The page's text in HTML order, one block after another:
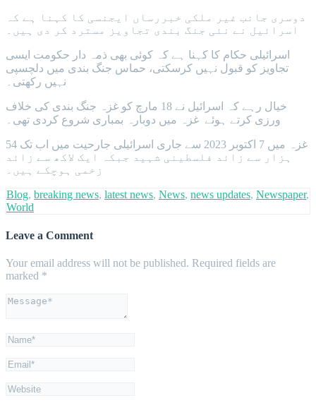
دوسری جانب غیر ملکی خبررساں ایجنسی کا کہنا ہے کہ
اسرائیل نے نئی جنگ بندی تجاویز مسترد کر دی ہیں۔
اسرائیلی حکام کا کہنا ہے کہ کوئی بھی ذمہ دار حکومت ایسی
تجاویز کو قبول نہیں کرسکتی، حماس جنگ بندی میں دلچسپی
نہیں رکھتی۔
خیال رہے کہ اسرائیل نے 18 مارچ کو غزہ جنگ بندی کی خلاف
ورزی کرتے ہوئے غزہ میں دوبارہ بمباری شروع کردی تھی۔
غزہ میں 7 اکتوبر 2023 سے جاری اسرائیلی جارحیت میں اب تک 54
ہزار سے زائد فلسطینی شہید جبکہ ایک لاکھ سے زائد
زخمی ہوچکے ہیں۔
Blog, breaking news, latest news, News, news updates, Newspaper,
World
Leave a Comment
Your email address will not be published. Required fields are
marked *